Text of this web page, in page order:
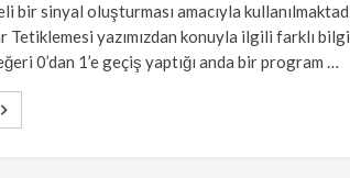
bir sinyal oluşturması amacıyla
Tetiklemesi yazımızdan konuyla ilgili farklı
0’dan 1’e geçiş yaptığı anda bir program …